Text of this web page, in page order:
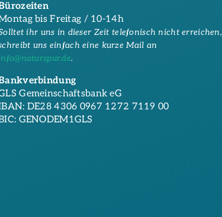
bis Freitag / 10-14h
ihr uns in dieser Zeit telefonisch nicht erreichen,
uns einfach eine kurze Mail an
.
Gemeinschaftsbank eG
DE28 4306 0967 1272 7119 00
GENODEM1GLS